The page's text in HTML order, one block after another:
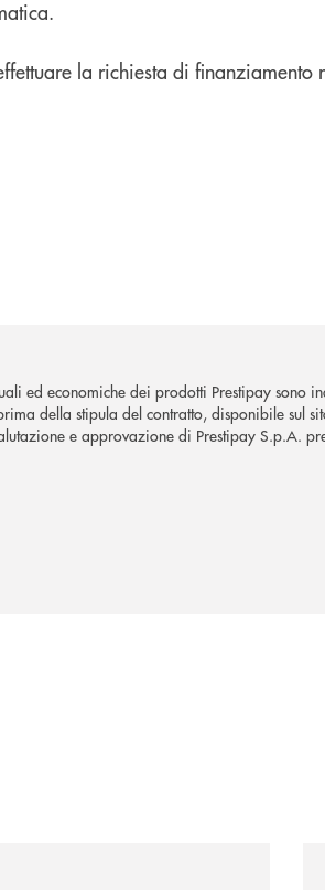
la richiesta di finanziamento
ed economiche dei prodotti Prestipay sono
della stipula del contratto, disponibile sul
e approvazione di Prestipay S.p.A.